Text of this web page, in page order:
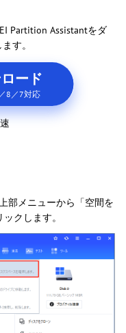
Partition Assistantをダ
す。
ード
8／7対応
部メニューから「空間を
クします。